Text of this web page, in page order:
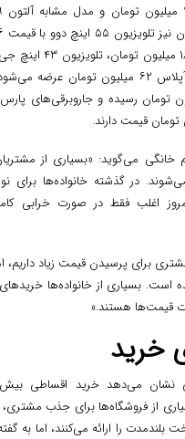
تومان و تلویزیون ۵۰ اینچ آپلاس ۶۲ میلیون
بوش به ۳۵ میلیون تومان رسیده و جاروبرقی‌های
خانگی می‌گوید: «بسیاری از
در گذشته خانواده‌ها برای
امروز اغلب فقط در صورت خرابی
برای پرسیدن قیمت زیاد داریم،
است. بسیاری از خانواده‌ها
قیمت‌ها هستند.»
خرید
نشان می‌دهد خرید اقساطی بیش
از فروشگاه‌ها برای جذب مشتری،
را ارائه می‌کنند، اما به